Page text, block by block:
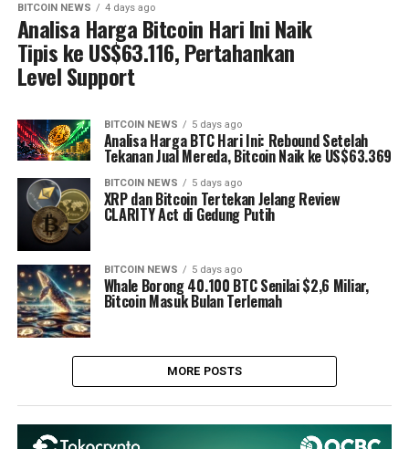
BITCOIN NEWS 4 days ago
Analisa Harga Bitcoin Hari Ini Naik
Tipis ke US$63.116, Pertahankan
Level Support
BITCOIN NEWS 5 days ago
Analisa Harga BTC Hari Ini: Rebound Setelah
Tekanan Jual Mereda, Bitcoin Naik ke US$63.369
BITCOIN NEWS 5 days ago
XRP dan Bitcoin Tertekan Jelang Review
CLARITY Act di Gedung Putih
BITCOIN NEWS 5 days ago
Whale Borong 40.100 BTC Senilai $2,6 Miliar,
Bitcoin Masuk Bulan Terlemah
MORE POSTS